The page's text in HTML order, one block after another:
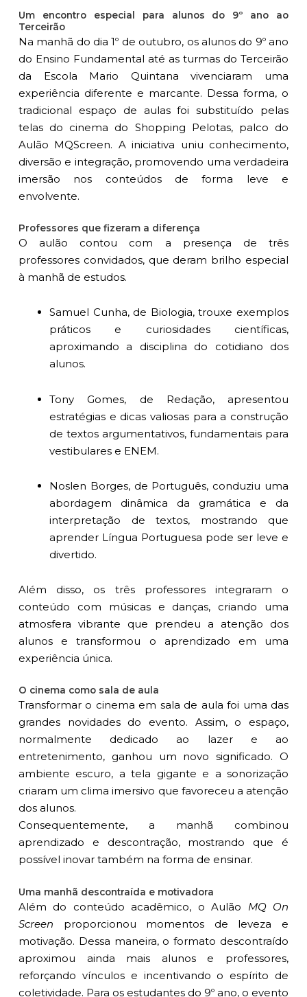
Um encontro especial para alunos do 9º ano ao
Terceirão
Na manhã do dia 1º de outubro, os alunos do 9º ano
do Ensino Fundamental até as turmas do Terceirão
da Escola Mario Quintana vivenciaram uma
experiência diferente e marcante. Dessa forma, o
tradicional espaço de aulas foi substituído pelas
telas do cinema do Shopping Pelotas, palco do
Aulão MQScreen. A iniciativa uniu conhecimento,
diversão e integração, promovendo uma verdadeira
imersão nos conteúdos de forma leve e
envolvente.
Professores que fizeram a diferença
O aulão contou com a presença de três
professores convidados, que deram brilho especial
à manhã de estudos.
Samuel Cunha, de Biologia, trouxe exemplos
práticos e curiosidades científicas,
aproximando a disciplina do cotidiano dos
alunos.
Tony Gomes, de Redação, apresentou
estratégias e dicas valiosas para a construção
de textos argumentativos, fundamentais para
vestibulares e ENEM.
Noslen Borges, de Português, conduziu uma
abordagem dinâmica da gramática e da
interpretação de textos, mostrando que
aprender Língua Portuguesa pode ser leve e
divertido.
Além disso, os três professores integraram o
conteúdo com músicas e danças, criando uma
atmosfera vibrante que prendeu a atenção dos
alunos e transformou o aprendizado em uma
experiência única.
O cinema como sala de aula
Transformar o cinema em sala de aula foi uma das
grandes novidades do evento. Assim, o espaço,
normalmente dedicado ao lazer e ao
entretenimento, ganhou um novo significado. O
ambiente escuro, a tela gigante e a sonorização
criaram um clima imersivo que favoreceu a atenção
dos alunos.
Consequentemente, a manhã combinou
aprendizado e descontração, mostrando que é
possível inovar também na forma de ensinar.
Uma manhã descontraída e motivadora
Além do conteúdo acadêmico, o Aulão MQ On
Screen proporcionou momentos de leveza e
motivação. Dessa maneira, o formato descontraído
aproximou ainda mais alunos e professores,
reforçando vínculos e incentivando o espírito de
coletividade. Para os estudantes do 9º ano, o evento